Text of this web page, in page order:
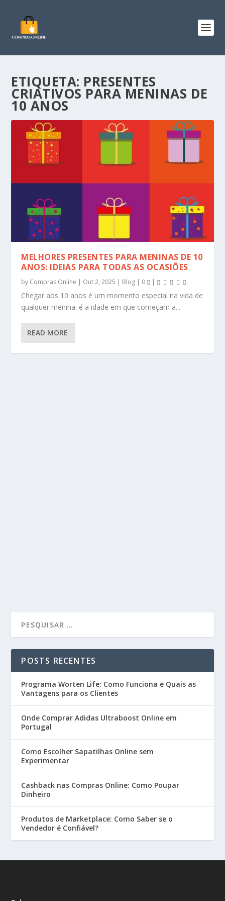
ETIQUETA: PRESENTES
CRIATIVOS PARA MENINAS DE
10 ANOS
MELHORES PRESENTES PARA MENINAS DE 10
ANOS: IDEIAS PARA TODAS AS OCASIÕES
by Compras Online | Out 2, 2025 | Blog | 0 |
Chegar aos 10 anos é um momento especial na vida de
qualquer menina: é a idade em que começam a...
READ MORE
POSTS RECENTES
Programa Worten Life: Como Funciona e Quais as
Vantagens para os Clientes
Onde Comprar Adidas Ultraboost Online em
Portugal
Como Escolher Sapatilhas Online sem
Experimentar
Cashback nas Compras Online: Como Poupar
Dinheiro
Produtos de Marketplace: Como Saber se o
Vendedor é Confiável?